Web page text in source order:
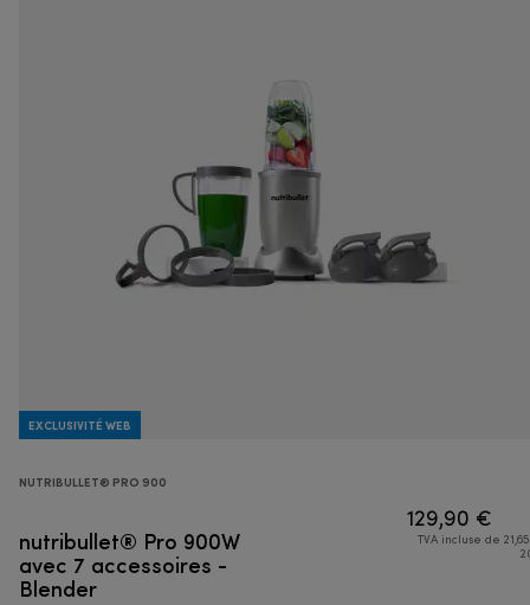
EXCLUSIVITÉ WEB
NUTRIBULLET® PRO 900
nutribullet® Pro 900W
avec 7 accessoires -
Blender
129,90 €
TVA incluse de